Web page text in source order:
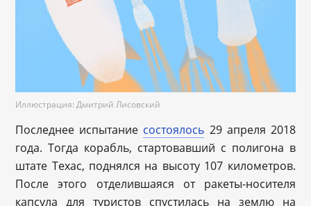
Иллюстрация: Дмитрий Лисовский
Последнее испытание состоялось 29 апреля 2018
года. Тогда корабль, стартовавший с полигона в
штате Техас, поднялся на высоту 107 километров.
После этого отделившаяся от ракеты-носителя
капсула для туристов спустилась на землю на